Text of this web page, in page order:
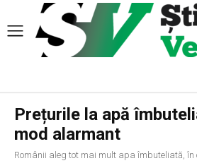
Prețurile la apă
mod alarmant
Românii aleg tot mai mult apa îmbuteliată,